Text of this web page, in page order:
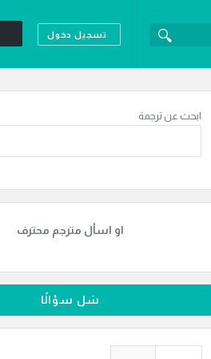
تسجيل دخول
الجانبية
ابحث عن ترجمة
او اسأل مترجم محترف
سَل سؤالًا